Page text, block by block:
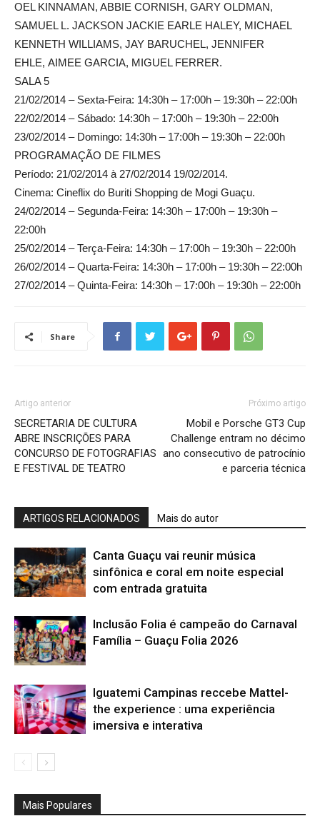
OEL KINNAMAN, ABBIE CORNISH, GARY OLDMAN,
SAMUEL L. JACKSON JACKIE EARLE HALEY, MICHAEL
KENNETH WILLIAMS, JAY BARUCHEL, JENNIFER
EHLE, AIMEE GARCIA, MIGUEL FERRER.
SALA 5
21/02/2014 – Sexta-Feira: 14:30h – 17:00h – 19:30h – 22:00h
22/02/2014 – Sábado: 14:30h – 17:00h – 19:30h – 22:00h
23/02/2014 – Domingo: 14:30h – 17:00h – 19:30h – 22:00h
PROGRAMAÇÃO DE FILMES
Período: 21/02/2014 à 27/02/2014 19/02/2014.
Cinema: Cineflix do Buriti Shopping de Mogi Guaçu.
24/02/2014 – Segunda-Feira: 14:30h – 17:00h – 19:30h –
22:00h
25/02/2014 – Terça-Feira: 14:30h – 17:00h – 19:30h – 22:00h
26/02/2014 – Quarta-Feira: 14:30h – 17:00h – 19:30h – 22:00h
27/02/2014 – Quinta-Feira: 14:30h – 17:00h – 19:30h – 22:00h
Share
Artigo anterior
SECRETARIA DE CULTURA
ABRE INSCRIÇÕES PARA
CONCURSO DE FOTOGRAFIAS
E FESTIVAL DE TEATRO
Próximo artigo
Mobil e Porsche GT3 Cup
Challenge entram no décimo
ano consecutivo de patrocínio
e parceria técnica
ARTIGOS RELACIONADOS Mais do autor
Canta Guaçu vai reunir música
sinfônica e coral em noite especial
com entrada gratuita
Inclusão Folia é campeão do Carnaval
Família – Guaçu Folia 2026
Iguatemi Campinas reccebe Mattel-
the experience : uma experiência
imersiva e interativa
Mais Populares